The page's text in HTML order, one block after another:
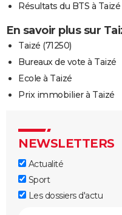
Résultats du BTS à Taizé
En savoir plus sur
Taizé (71250)
Bureaux de vote à Taizé
Ecole à Taizé
Prix immobilier à Taizé
NEWSLETTERS
Actualité
Sport
Les dossiers d'actu